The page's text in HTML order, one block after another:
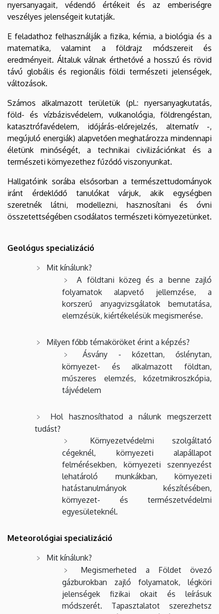
nyersanyagait, védendő értékeit és az emberiségre
veszélyes jelenségeit kutatják.
E feladathoz felhasználják a fizika, kémia, a biológia és a
matematika, valamint a földrajz módszereit és
eredményeit. Általuk válnak érthetővé a hosszú és rövid
távú globális és regionális földi természeti jelenségek,
változások.
Számos alkalmazott területük (pl.: nyersanyagkutatás,
föld- és vízbázisvédelem, vulkanológia, földrengéstan,
katasztrófavédelem, időjárás-előrejelzés, alternatív -,
megújuló energiák) alapvetően meghatározza mindennapi
életünk minőségét, a technikai civilizációnkat és a
természeti környezethez fűződő viszonyunkat.
Hallgatóink sorába elsősorban a természettudományok
iránt érdeklődő tanulókat várjuk, akik egységben
szeretnék látni, modellezni, hasznosítani és óvni
összetettségében csodálatos természeti környezetünket.
Geológus specializáció
Mit kínálunk?
A földtani közeg és a benne zajló
folyamatok alapvető jellemzése, a
korszerű anyagvizsgálatok bemutatása,
elemzésük, kiértékelésük megismerése.
Milyen főbb témaköröket érint a képzés?
Ásvány - kőzettan, őslénytan,
környezet- és alkalmazott földtan,
műszeres elemzés, kőzetmikroszkópia,
tájvédelem
Hol hasznosíthatod a nálunk megszerzett
tudást?
Környezetvédelmi szolgáltató
cégeknél, környezeti alapállapot
felmérésekben, környezeti szennyezést
lehatároló munkákban, környezeti
hatástanulmányok készítésében,
környezet- és természetvédelmi
egyesületeknél.
Meteorológiai specializáció
Mit kínálunk?
Megismerheted a Földet övező
gázburokban zajló folyamatok, légköri
jelenségek fizikai okait és leírásuk
módszerét. Tapasztalatot szerezhetsz